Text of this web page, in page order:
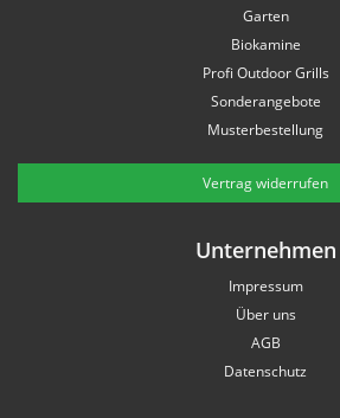
Garten
Biokamine
Profi Outdoor Grills
Sonderangebote
Musterbestellung
Vertrag widerrufen
Unternehmen
Impressum
Über uns
AGB
Datenschutz